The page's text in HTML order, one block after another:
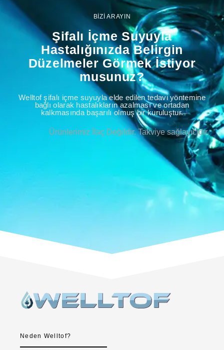
BİZİ ARAYIN
Şifalı İçme Suyuyla
Hastalığınızda Belirgin
Düzelmeler Görmek İstiyor
musunuz?
Welltof şifalı içme suyuyla elde edilen tedavi yöntemine
bağlı olarak hastalıkların azalması ve ortadan
kalkmasında başarılı olmuş bir kuruluştur.
Ürünlerimiz İlaç Değildir. Takviye sağlayıcıdır.
Neden Welltof?